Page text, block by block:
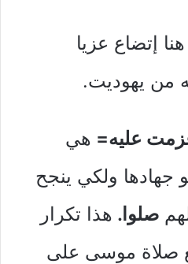
إتضاع عزيا
من يهوديت.
هي
جهادها ولكي ينجح
صلوا. هذا تكرار
صلاة موسى على